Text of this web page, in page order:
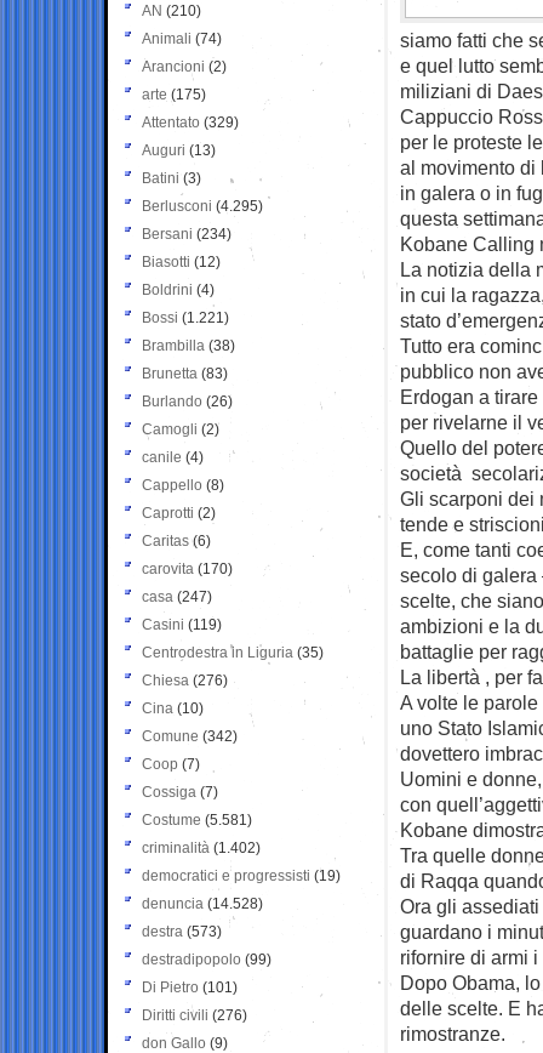
siamo fatti che
e quel lutto
miliziani di
Cappuccio
per le proteste
al movimento di
in galera o in
questa
Kobane Calling
La notizia della
in cui la
stato
Tutto era
pubblico non
Erdogan a
per rivelarne il
Quello del
società
Gli scarponi dei
tende e
E, come tanti
secolo di galera
scelte, che
ambizioni e la
battaglie per
La libertà , per
A volte le
uno Stato
dovettero
Uomini e
con
Kobane
Tra quelle
di Raqqa
Ora gli
guardano i
rifornire di armi
Dopo Obama,
delle scelte. E
rimostranze.
AN (210)
Animali (74)
Arancioni (2)
arte (175)
Attentato (329)
Auguri (13)
Batini (3)
Berlusconi (4.295)
Bersani (234)
Biasotti (12)
Boldrini (4)
Bossi (1.221)
Brambilla (38)
Brunetta (83)
Burlando (26)
Camogli (2)
canile (4)
Cappello (8)
Caprotti (2)
Caritas (6)
carovita (170)
casa (247)
Casini (119)
Centrodestra in Liguria (35)
Chiesa (276)
Cina (10)
Comune (342)
Coop (7)
Cossiga (7)
Costume (5.581)
criminalità (1.402)
democratici e progressisti (19)
denuncia (14.528)
destra (573)
destradipopolo (99)
Di Pietro (101)
Diritti civili (276)
don Gallo (9)